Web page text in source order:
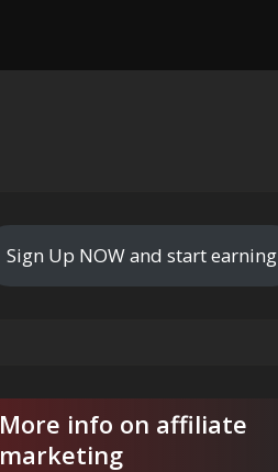
Sign Up NOW and start earning
More info on affiliate
marketing